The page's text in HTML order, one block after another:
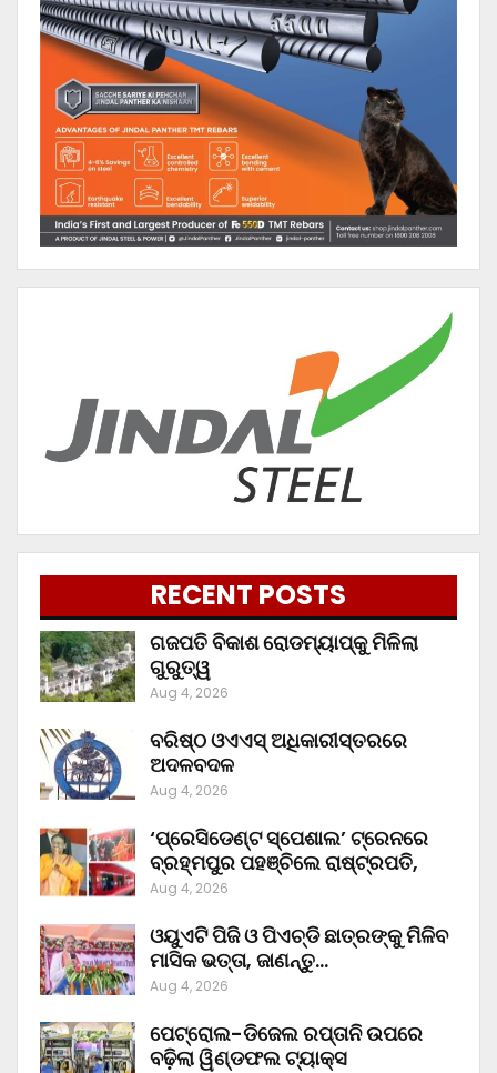
RECENT POSTS
ଗଜପତି ବିକାଶ ରୋଡମ୍ୟାପ୍‌କୁ ମିଳିଲା
ଗୁରୁତ୍ୱ
Aug 4, 2026
ବରିଷ୍ଠ ଓଏଏସ୍‌ ଅଧିକାରୀସ୍ତରରେ
ଅଦଳବଦଳ
Aug 4, 2026
‘ପ୍ରେସିଡେଣ୍ଟ ସ୍ପେଶାଲ’ ଟ୍ରେନରେ
ବ୍ରହ୍ମପୁର ପହଞ୍ଚିଲେ ରାଷ୍ଟ୍ରପତି,
Aug 4, 2026
ଓୟୁଏଟି ପିଜି ଓ ପିଏଚ୍‌ଡି ଛାତ୍ରଙ୍କୁ ମିଳିବ
ମାସିକ ଭତ୍ତା, ଜାଣନ୍ତୁ…
Aug 4, 2026
ପେଟ୍ରୋଲ-ଡିଜେଲ ରପ୍ତାନି ଉପରେ
ବଢ଼ିଲା ୱିଣ୍ଡଫଲ ଟ୍ୟାକ୍ସ